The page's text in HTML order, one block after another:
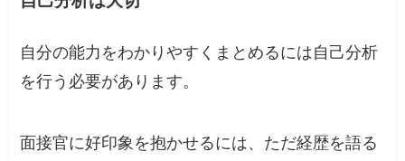
自分の能力をわかりやすくまとめるには自己分析
を行う必要があります。
面接官に好印象を抱かせるには、ただ経歴を語る